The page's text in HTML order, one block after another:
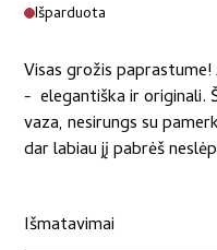
Išparduota
Visas grožis
- elegantiška ir originali.
vaza, nesirungs su
dar labiau jį pabrėš
Išmatavimai